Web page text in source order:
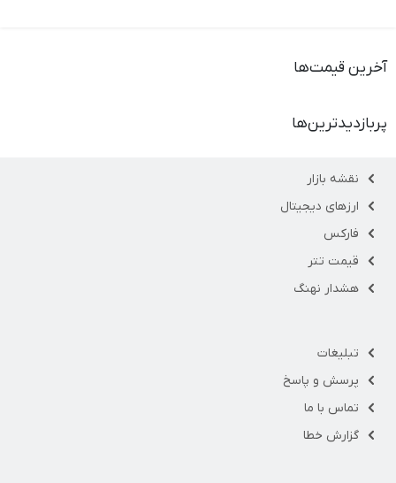
آخرین قیمت‌ها
پربازدیدترین‌ها
نقشه بازار
ارزهای دیجیتال
فارکس
قیمت تتر
هشدار نهنگ
تبلیغات
پرسش و پاسخ
تماس با ما
گزارش خطا